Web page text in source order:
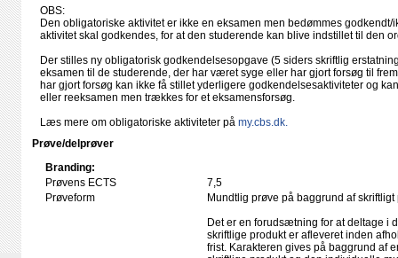
OBS:
Den obligatoriske aktivitet er ikke en eksamen men bedømmes
aktivitet skal godkendes, for at den studerende kan blive indstillet til den
Der stilles ny obligatorisk godkendelsesopgave (5 siders skriftlig
eksamen til de studerende, der har været syge eller har gjort forsøg til
har gjort forsøg kan ikke få stillet yderligere godkendelsesaktiviteter og
eller reeksamen men trækkes for et eksamensforsøg.
Læs mere om obligatoriske aktiviteter på my.cbs.dk.
Prøve/delprøver
Branding:
Prøvens ECTS
7,5
Prøveform
Mundtlig prøve på baggrund af skriftligt
Det er en forudsætning for at deltage i
skriftlige produkt er afleveret inden
frist. Karakteren gives på baggrund af